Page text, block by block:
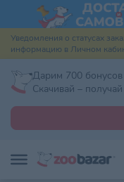
Уведомления о статусах
информацию в Личном
Дарим 700 бонусов
Скачивай –